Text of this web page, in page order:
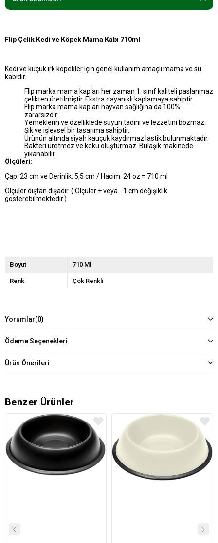
Flip Çelik Kedi ve Köpek Mama Kabı 710ml
Kedi ve küçük ırk köpekler için genel kullanım amaçlı mama ve su
kabıdır.
Flip marka mama kapları her zaman 1. sınıf kaliteli paslanmaz
çelikten üretilmiştir. Ekstra dayanıklı kaplamaya sahiptir.
Flip marka mama kapları hayvan sağlığına da 100%
zararsızdır.
Yemeklerin ve özelliklede suyun tadını ve lezzetini bozmaz.
Şık ve işlevsel bir tasarıma sahiptir.
Ürünün altında siyah kauçuk kaydırmaz lastik bulunmaktadır.
Bakteri üretmez ve koku oluşturmaz. Bulaşık makinede
yıkanabilir.
Ölçüleri:
Çap: 23 cm ve Derinlik: 5,5 cm / Hacim: 24 oz = 710 ml
Ölçüler dıştan dışadır. ( Ölçüler + veya - 1 cm değişiklik
gösterebilmektedir.)
Boyut 710 Ml
Renk Çok Renkli
Yorumlar(0)
Ödeme Seçenekleri
Ürün Önerileri
Benzer Ürünler